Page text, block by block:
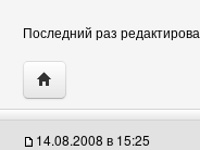
Последний раз
Посетить сайт
14.08.2008 в 15:25